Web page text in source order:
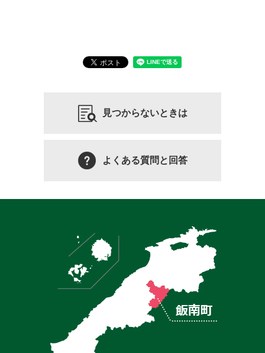
見つからないときは
よくある質問と回答